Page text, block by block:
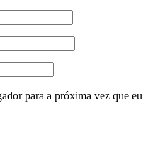
para a próxima vez que eu